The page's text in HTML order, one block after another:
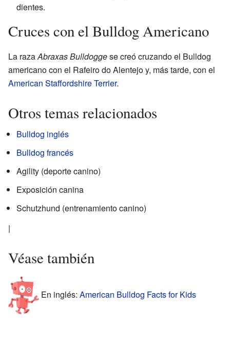
dientes.
Cruces con el Bulldog Americano
La razaAbraxas Bulldoggese creó cruzando el Bulldog
americano con el Rafeiro do Alentejo y, más tarde, con el
American Staffordshire Terrier.
Otros temas relacionados
Bulldog inglés
Bulldog francés
Agility (deporte canino)
Exposición canina
Schutzhund (entrenamiento canino)
|
Véase también
En inglés: American Bulldog Facts for Kids